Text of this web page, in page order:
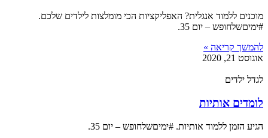
מוכנים ללמוד אנגלית? האפליקציות הכי מומלצות לילדים שלכם.
#ימיםשלחופש – יום 35.
להמשך קריאה »
אוגוסט 21, 2020
לגדל ילדים
לומדים אותיות
הגיע הזמן ללמוד אותיות. #ימיםשלחופש – יום 35.